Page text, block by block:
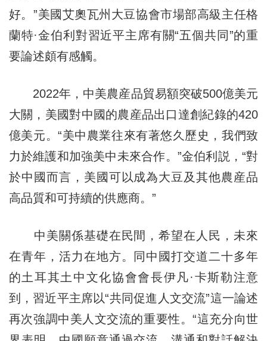
好。”美國艾奧瓦州大豆協會市場部高級主任格
蘭特·金伯利對習近平主席有關“五個共同”的重
要論述頗有感觸。
2022年，中美農産品貿易額突破500億美元
大關，美國對中國的農産品出口達創紀錄的420
億美元。“美中農業往來有著悠久歷史，我們致
力於維護和加強美中未來合作。”金伯利説，“對
於中國而言，美國可以成為大豆及其他農産品
高品質和可持續的供應商。”
中美關係基礎在民間，希望在人民，未來
在青年，活力在地方。同中國打交道二十多年
的土耳其土中文化協會會長伊凡·卡斯勒注意
到，習近平主席以“共同促進人文交流”這一論述
再次強調中美人文交流的重要性。“這充分向世